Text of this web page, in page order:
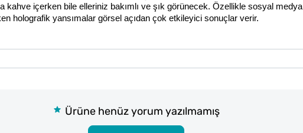
kahve içerken bile elleriniz bakımlı ve şık görünecek. Özellikle sosyal medya
holografik yansımalar görsel açıdan çok etkileyici sonuçlar verir.
Ürüne henüz yorum yazılmamış